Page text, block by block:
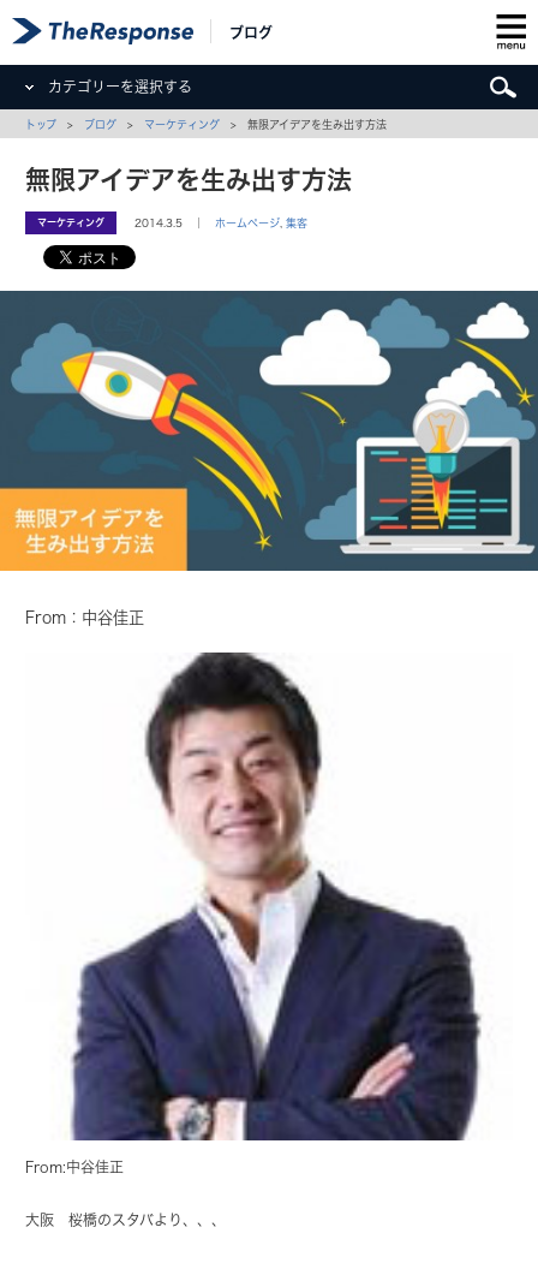
ブログ
カテゴリーを選択する
トップ > ブログ > マーケティング > 無限アイデアを生み出す方法
無限アイデアを生み出す方法
マーケティング 2014.3.5 ｜ ホームページ ,集客
From：中谷佳正
From:中谷佳正
大阪 桜橋のスタバより、、、